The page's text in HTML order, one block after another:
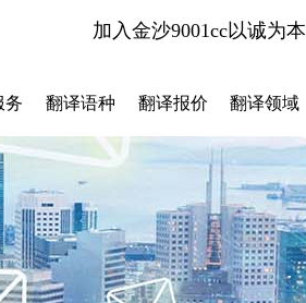
加入金沙9001cc以诚为本
务 翻译语种 翻译报价 翻译领域